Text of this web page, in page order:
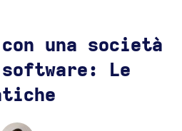
una società
Le